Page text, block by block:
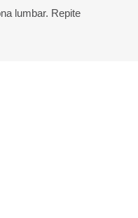
lumbar. Repite